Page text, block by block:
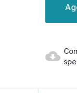
attuale: